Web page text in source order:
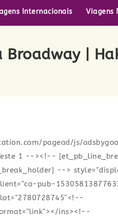
Internacionais Viagens
Broadway |
pagead/js/
1 --><!--
-->
pub-
ins><!--